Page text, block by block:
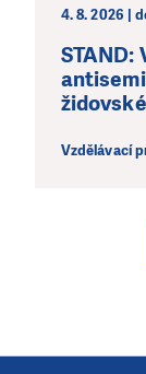
4. 8. 2026 |
STAND:
Vzdělávací